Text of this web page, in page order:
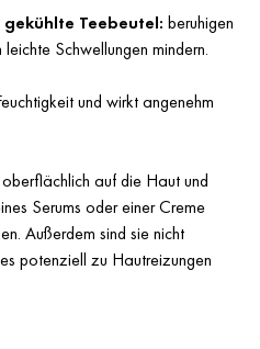
Teebeutel: beruhigen
Schwellungen mindern.
und wirkt angenehm
auf die Haut und
Serums oder einer Creme
Außerdem sind sie nicht
potenziell zu Hautreizungen